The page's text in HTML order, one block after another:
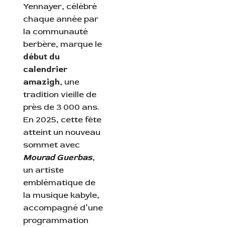
Yennayer, célébré
chaque année par
la communauté
berbère, marque le
début du
calendrier
amazigh, une
tradition vieille de
près de 3 000 ans.
En 2025, cette fête
atteint un nouveau
sommet avec
Mourad Guerbas,
un artiste
emblématique de
la musique kabyle,
accompagné d’une
programmation